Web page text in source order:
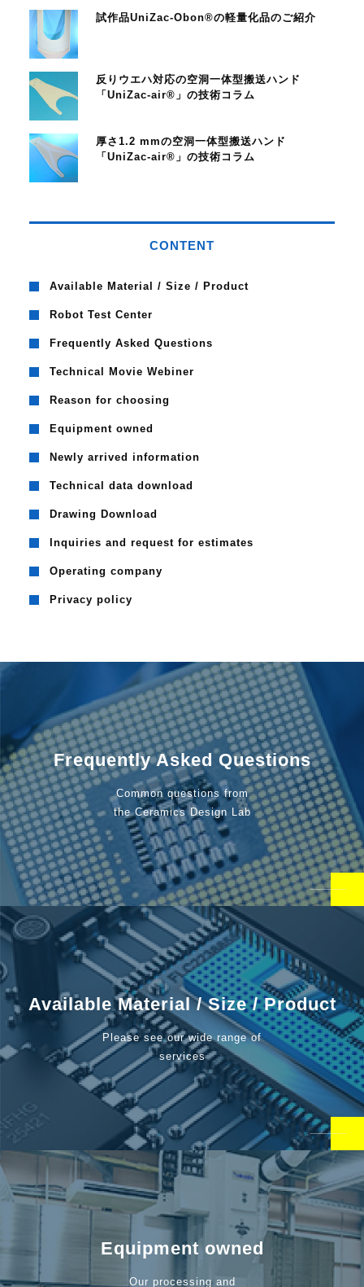
試作品UniZac-Obon®の軽量化品のご紹介
反りウエハ対応の空洞一体型搬送ハンド
「UniZac-air®」の技術コラム
厚さ1.2 mmの空洞一体型搬送ハンド
「UniZac-air®」の技術コラム
CONTENT
Available Material / Size / Product
Robot Test Center
Frequently Asked Questions
Technical Movie Webiner
Reason for choosing
Equipment owned
Newly arrived information
Technical data download
Drawing Download
Inquiries and request for estimates
Operating company
Privacy policy
Frequently Asked Questions
Common questions from
the Ceramics Design Lab
Available Material / Size / Product
Please see our wide range of
services
Equipment owned
Our processing and